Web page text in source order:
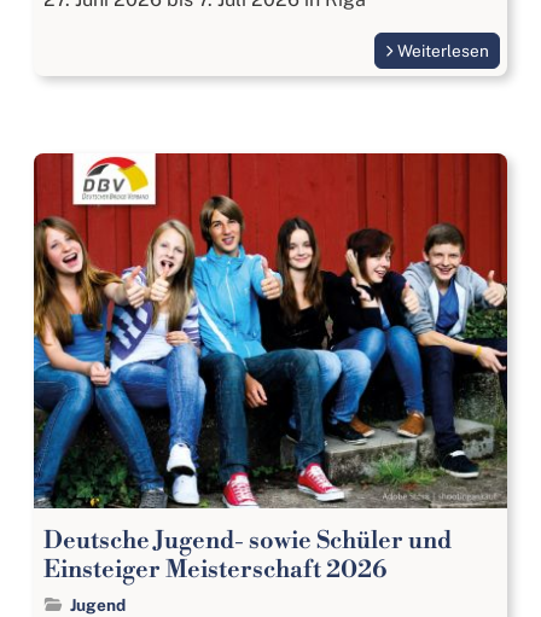
Weiterlesen
Deutsche Jugend- sowie Schüler und
Einsteiger Meisterschaft 2026
Jugend